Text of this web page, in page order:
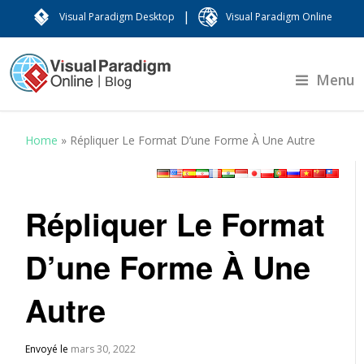
Visual Paradigm Desktop | Visual Paradigm Online
Menu
Home » Répliquer Le Format D’une Forme À Une Autre
Répliquer Le Format
D’une Forme À Une
Autre
Envoyé le mars 30, 2022